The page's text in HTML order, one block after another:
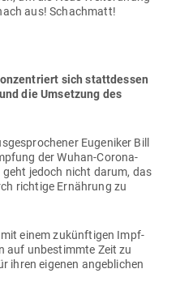
aus! Schachmatt!
sich statt­dessen
die Umsetzung des
Euge­niker Bill
der Wuhan-Coro­na­
geht jedoch nicht darum, das
richtige Ernährung zu
einem zukünf­tigen Impf­
auf unbe­stimmte Zeit zu
ihren eigenen angeb­lichen